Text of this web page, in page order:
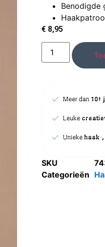
Benodigde
€ 8,95
Meer dan 10+
Leuke
Uniekehaak-,
SKU
Categorieën